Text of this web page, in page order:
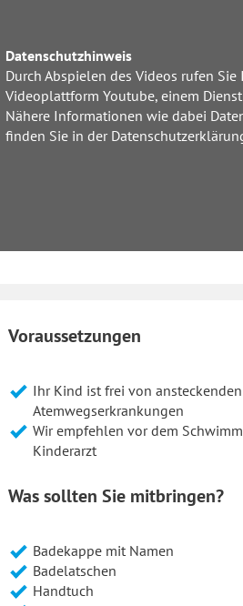
Datenschutzhinweis
Durch Abspielen des Videos rufen
Videoplattform Youtube, einem
Nähere Informationen wie dabei
finden Sie in der
Voraussetzungen
Ihr Kind ist frei von
Atemwegserkrankungen
Wir empfehlen vor dem
Kinderarzt
Was sollten Sie mitbringen?
Badekappe mit Namen
Badelatschen
Handtuch